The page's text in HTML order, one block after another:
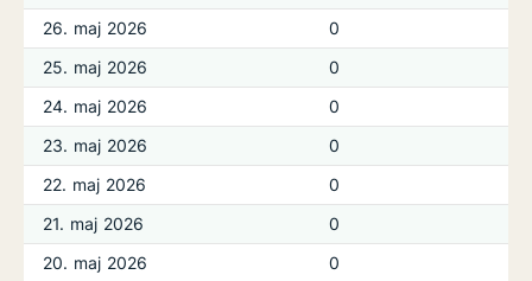
26. maj 2026
0
25. maj 2026
0
24. maj 2026
0
23. maj 2026
0
22. maj 2026
0
21. maj 2026
0
20. maj 2026
0